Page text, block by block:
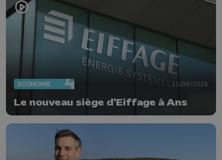
ECONOMIE 11/06/2026
Le nouveau siège d'Eiffage à Ans